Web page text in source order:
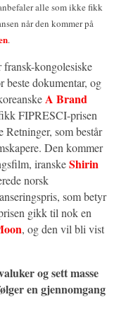
alle som ikke fikk
når den kommer på
.
kongolesiske
beste dokumentar, og
A Brand
FIPRESCI-prisen
som består
Den kommer
iranskeShirin
norsk
som betyr
gikk til nok en
, og den vil bli vist
og sett masse
en gjennomgang